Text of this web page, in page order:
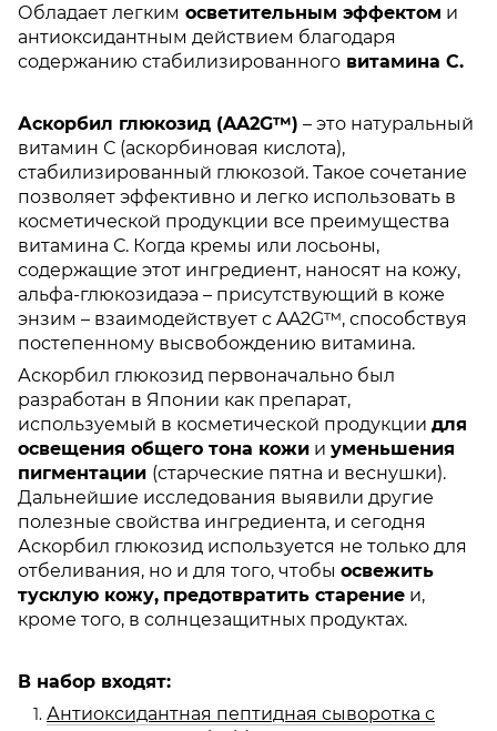
Обладает легким осветительным эффектом и
антиоксидантным действием благодаря
содержанию стабилизированного витамина С.
Аскорбил глюкозид (AA2G™) – это натуральный
витамин С (аскорбиновая кислота),
стабилизированный глюкозой. Такое сочетание
позволяет эффективно и легко использовать в
косметической продукции все преимущества
витамина С. Когда кремы или лосьоны,
содержащие этот ингредиент, наносят на кожу,
альфа-глюкозидаэа – присутствующий в коже
энзим – взаимодействует с AA2G™, способствуя
постепенному высвобождению витамина.
Аскорбил глюкозид первоначально был
разработан в Японии как препарат,
используемый в косметической продукции для
освещения общего тона кожи и уменьшения
пигментации (старческие пятна и веснушки).
Дальнейшие исследования выявили другие
полезные свойства ингредиента, и сегодня
Аскорбил глюкозид используется не только для
отбеливания, но и для того, чтобы освежить
тусклую кожу, предотвратить старение и,
кроме того, в солнцезащитных продуктах.
В набор входят:
Антиоксидантная пептидная сыворотка с